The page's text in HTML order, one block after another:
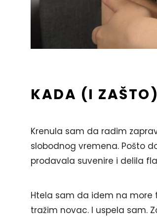
KADA (I
Krenula sam da radim
slobodnog vremena. Pošto
prodavala suvenire i delila
Htela sam da idem na
tražim novac. I uspela sam.